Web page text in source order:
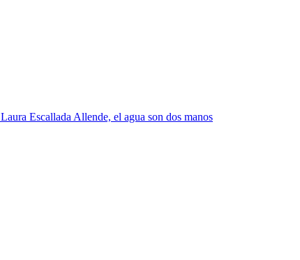
Laura Escallada Allende, el agua son dos manos